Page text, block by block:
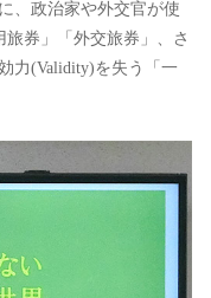
、政治家や外交官が使
券」「外交旅券」、さ
力(Validity)を失う「一